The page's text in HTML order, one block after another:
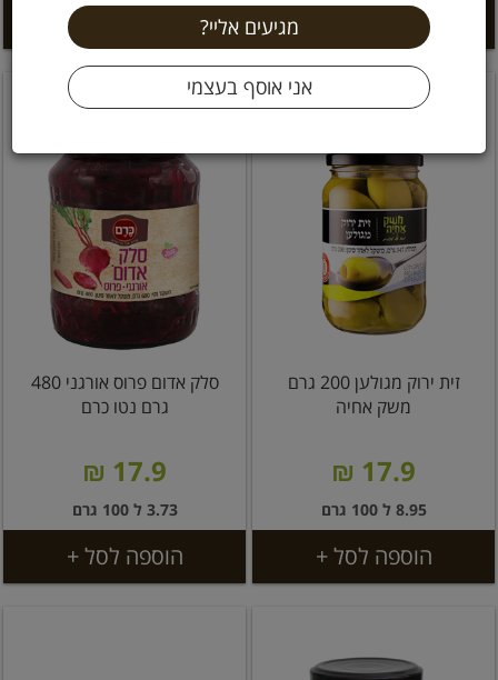
הוספה לסל + הוספה לסל +
זית ירוק מגולען 200 גרם
משק אחיה
17.9 ₪
8.95 ל 100 גרם
הוספה לסל +
סלק אדום פרוס אורגני 480
גרם נטו כרם
17.9 ₪
3.73 ל 100 גרם
הוספה לסל +